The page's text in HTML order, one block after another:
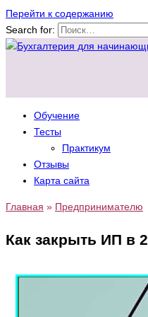
Перейти к содержанию
Search for:
Обучение
Тесты
Практикум
Отзывы
Карта сайта
Главная » Предпринимателю
Как закрыть ИП в